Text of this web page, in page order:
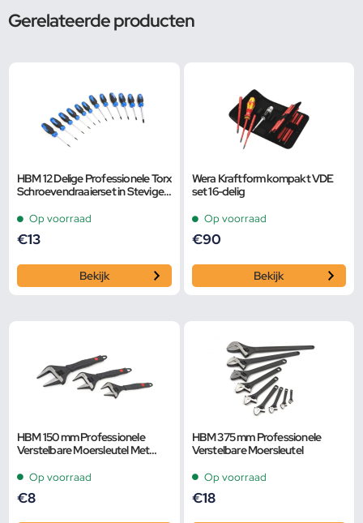
Gerelateerde producten
HBM 12 Delige Professionele Torx
Schroevendraaierset in Stevige
Op voorraad
€13
Bekijk
Wera Kraftform kompakt VDE
set 16-delig
Op voorraad
€90
Bekijk
HBM 150 mm Professionele
Verstelbare Moersleutel Met
Smalle Bek
Op voorraad
€8
HBM 375 mm Professionele
Verstelbare Moersleutel
Op voorraad
€18